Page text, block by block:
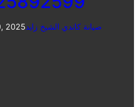
2025صيانة كاندي الشيخ زايد